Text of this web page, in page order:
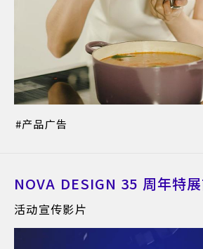
产品广告
NOVA DESIGN 35 周年特
活动宣传影片